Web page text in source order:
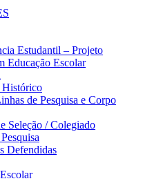
Estudantil – Projeto
Educação Escolar
Histórico
de Pesquisa e Corpo
Seleção / Colegiado
Defendidas